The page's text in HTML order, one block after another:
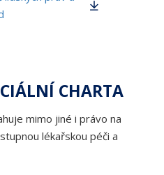
CHARTA
mimo jiné i právo na
lékařskou péči a